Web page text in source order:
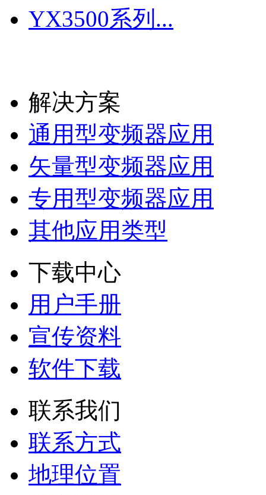
YX3500系列...
解决方案
通用型变频器应用
矢量型变频器应用
专用型变频器应用
其他应用类型
下载中心
用户手册
宣传资料
软件下载
联系我们
联系方式
地理位置